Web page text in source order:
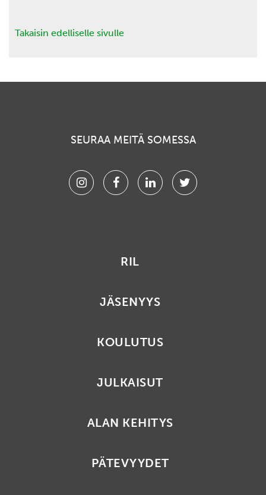
Takaisin edelliselle sivulle
SEURAA MEITÄ SOMESSA
InstagramFacebookLinkedinTwitter
RIL
JÄSENYYS
KOULUTUS
JULKAISUT
ALAN KEHITYS
PÄTEVYYDET